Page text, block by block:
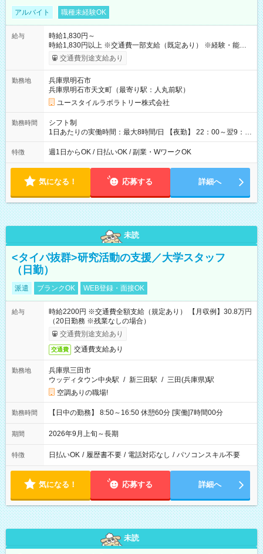
アルバイト 職種未経験OK
給与
時給1,830円～
時給1,830円以上 ※交通費一部支給（既定あり） ※経験・能力を
考慮して決定します 【収入例】 週1回勤務の場合：1,830円×8時
間×4回=5万8,560円 週3回勤務の場合：1,830円×8時間×12回
月 ※ 雇用形態と給与に、本採用時と異なる部分があります。 雇
用形態：本採用時と同じです。 給与：時給 1,550円以上
交通費別途支給あり
勤務地
兵庫県明石市
兵庫県明石市天文町（最寄り駅：人丸前駅）
ユースタイルラボラトリー株式会社
勤務時間
シフト制
1日あたりの実働時間：最大8時間/日 【夜勤】 22：00～翌9：
00 ※週1日～OK ／ 夜勤専従 ＊＊ 勤務時間例 ＊＊ ■22時か
ら翌7時 ■23時から翌8時 ■24時から翌9時 など ※上記の時間
ます。 ※曜日固定（毎週同じ曜日での勤務となります）
特徴 週1日からOK / 日払いOK / 副業・WワークOK
気になる！ 応募する 詳細へ
未読
<タイパ抜群>研究活動の支援／大学スタッフ
（日勤）
派遣 ブランクOK WEB登録・面接OK
給与
時給2200円 ※交通費全額支給（規定あり） 【月収例】30.8万円
（20日勤務 ※残業なしの場合）
交通費別途支給あり
交通費 交通費支給あり
勤務地
兵庫県三田市
ウッディタウン中央駅 / 新三田駅 / 三田(兵庫県)駅
空調ありの職場!
勤務時間 【日中の勤務】 8:50～16:50 休憩60分 [実働]7時間00分
期間 2026年9月上旬～長期
特徴 日払いOK / 履歴書不要 / 電話対応なし / パソコンスキル不要
気になる！ 応募する 詳細へ
未読